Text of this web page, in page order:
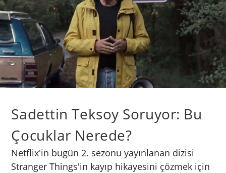
Sadettin Teksoy Soruyor: Bu
Çocuklar Nerede?
Netflix'in bugün 2. sezonu yayınlanan dizisi
Stranger Things'in kayıp hikayesini çözmek için